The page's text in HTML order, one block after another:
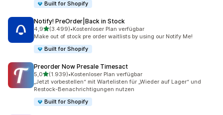
Built for Shopify
Notify! PreOrder|Back in Stock
4,9von 5 Sternen
(3.499)
3499 Rezensionen insgesamt
•Kostenloser Plan verfügbar
Make out of stock pre order waitlists by using our Notify Me!
Built for Shopify
Preorder Now Presale Timesact
5,0von 5 Sternen
(1.939)
1939 Rezensionen insgesamt
•Kostenloser Plan verfügbar
„Jetzt vorbestellen“ mit Wartelisten für „Wieder auf Lager“ und
Restock-Benachrichtigungen nutzen
Built for Shopify